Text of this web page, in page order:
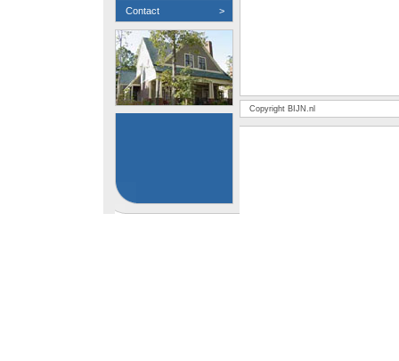
Contact >
Copyright BIJN.nl